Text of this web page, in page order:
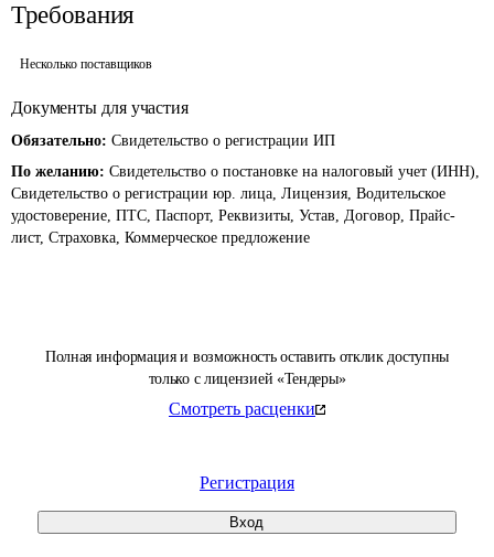
Полная информация и возможность оставить отклик доступны
только с лицензией «Тендеры»
Смотреть расценки
Регистрация
Вход
Требования
Несколько поставщиков
Документы для участия
Обязательно: Свидетельство о регистрации ИП
По желанию: Свидетельство о постановке на налоговый учет (ИНН),
Свидетельство о регистрации юр. лица, Лицензия, Водительское
удостоверение, ПТС, Паспорт, Реквизиты, Устав, Договор, Прайс-
лист, Страховка, Коммерческое предложение